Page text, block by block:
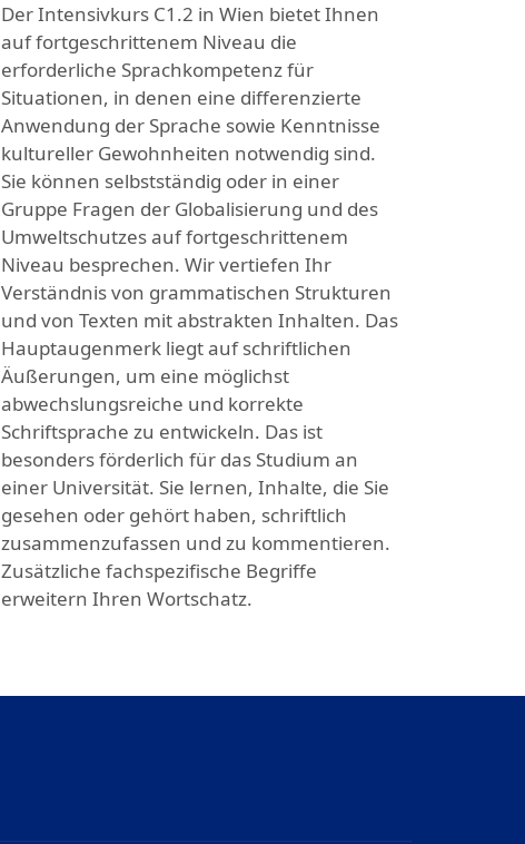
Der Intensivkurs C1.2 in Wien bietet Ihnen
auf fortgeschrittenem Niveau die
erforderliche Sprachkompetenz für
Situationen, in denen eine differenzierte
Anwendung der Sprache sowie Kenntnisse
kultureller Gewohnheiten notwendig sind.
Sie können selbstständig oder in einer
Gruppe Fragen der Globalisierung und des
Umweltschutzes auf fortgeschrittenem
Niveau besprechen. Wir vertiefen Ihr
Verständnis von grammatischen Strukturen
und von Texten mit abstrakten Inhalten. Das
Hauptaugenmerk liegt auf schriftlichen
Äußerungen, um eine möglichst
abwechslungsreiche und korrekte
Schriftsprache zu entwickeln. Das ist
besonders förderlich für das Studium an
einer Universität. Sie lernen, Inhalte, die Sie
gesehen oder gehört haben, schriftlich
zusammenzufassen und zu kommentieren.
Zusätzliche fachspezifische Begriffe
erweitern Ihren Wortschatz.